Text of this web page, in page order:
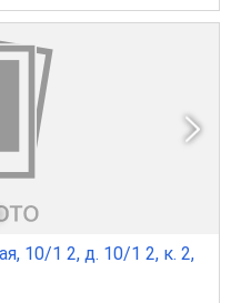
10/1 2, д. 10/1 2, к. 2,